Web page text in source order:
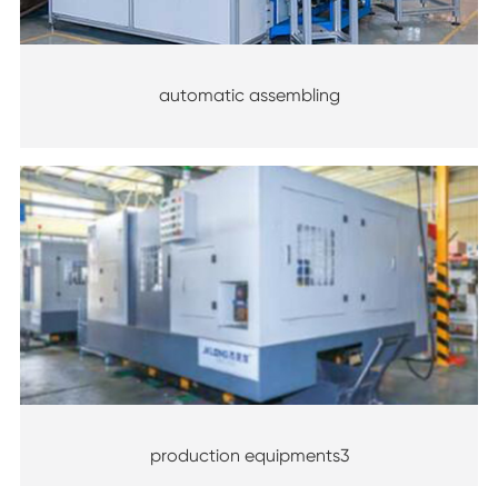
automatic assembling
production equipments3